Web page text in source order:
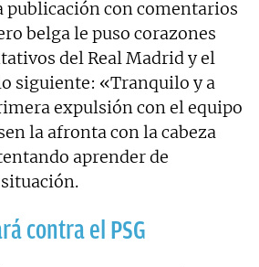
publicación con comentarios
belga le puso corazones
del Real Madrid y el
siguiente: «Tranquilo y a
expulsión con el equipo
la afronta con la cabeza
aprender de
contra el PSG